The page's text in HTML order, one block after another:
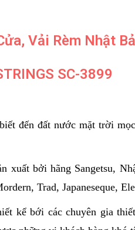
Vải Rèm Nhật
SC-3899
đến đất nước mặt trời
xuất bởi hãng Sangetsu,
Trad, Japaneseque,
kể bới các chuyên gia